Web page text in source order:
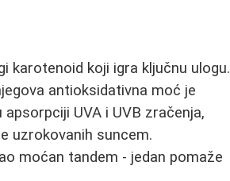
karotenoid koji igra ključnu ulogu.
antioksidativna moć je
UVA i UVB zračenja,
uzrokovanih suncem.
moćan tandem - jedan pomaže